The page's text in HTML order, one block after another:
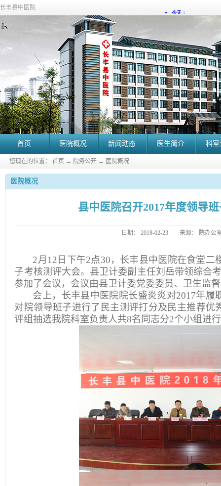
长丰县中医院
首页 医院概况 新闻动态 医生简介 科
您现在的位置： 首页 → 院务公开 → 医院概况
医院概况
县中医院召开2017年度领导
日期： 2018-02-23 来源： 院办公
2月12日下午2点30，长丰县中医院在食堂二
子考核测评大会。县卫计委副主任刘岳带领综合
参加了会议，会议由县卫计委党委委员、卫生监
会上，长丰县中医院院长盛炎炎对2017年履
对院领导班子进行了民主测评打分及民主推荐优
评组抽选我院科室负责人共8名同志分2个小组进